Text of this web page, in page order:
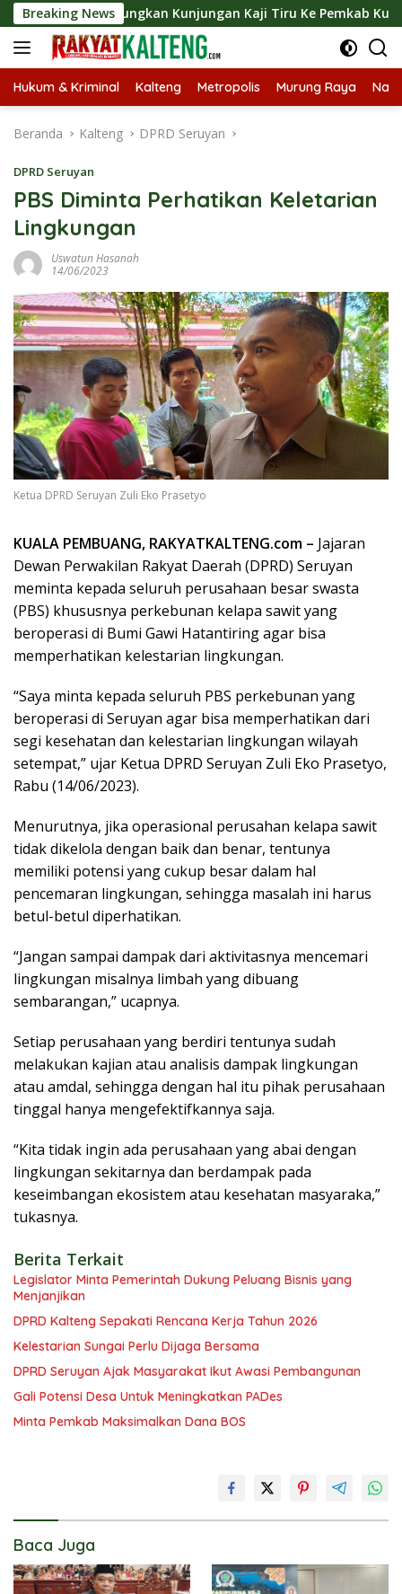
Langsung
ke
konten
Breaking NewsKunjungan Kaji Tiru Ke Pemkab Kulon Progo
Hukum & Kriminal Kalteng Metropolis Murung Raya
Beranda Kalteng DPRD Seruyan
DPRD Seruyan
PBS Diminta Perhatikan Keletarian
Lingkungan
Uswatun Hasanah
14/06/2023
Ketua DPRD Seruyan Zuli Eko Prasetyo
KUALA PEMBUANG, RAKYATKALTENG.com – Jajaran
Dewan Perwakilan Rakyat Daerah (DPRD) Seruyan
meminta kepada seluruh perusahaan besar swasta
(PBS) khususnya perkebunan kelapa sawit yang
beroperasi di Bumi Gawi Hatantiring agar bisa
memperhatikan kelestarian lingkungan.
“Saya minta kepada seluruh PBS perkebunan yang
beroperasi di Seruyan agar bisa memperhatikan dari
segi kesehatan dan kelestarian lingkungan wilayah
setempat,” ujar Ketua DPRD Seruyan Zuli Eko Prasetyo,
Rabu (14/06/2023).
Menurutnya, jika operasional perusahan kelapa sawit
tidak dikelola dengan baik dan benar, tentunya
memiliki potensi yang cukup besar dalam hal
pencemaran lingkungan, sehingga masalah ini harus
betul-betul diperhatikan.
“Jangan sampai dampak dari aktivitasnya mencemari
lingkungan misalnya limbah yang dibuang
sembarangan,” ucapnya.
Setiap perusahaan yang berdiri tentunya sudah
melakukan kajian atau analisis dampak lingkungan
atau amdal, sehingga dengan hal itu pihak perusahaan
tinggal hanya mengefektifkannya saja.
“Kita tidak ingin ada perusahaan yang abai dengan
lingkungan sekitarnya dan berdampak pada
keseimbangan ekosistem atau kesehatan masyaraka,”
tukasnya.
Berita Terkait
Legislator Minta Pemerintah Dukung Peluang Bisnis yang
Menjanjikan
DPRD Kalteng Sepakati Rencana Kerja Tahun 2026
Kelestarian Sungai Perlu Dijaga Bersama
DPRD Seruyan Ajak Masyarakat Ikut Awasi Pembangunan
Gali Potensi Desa Untuk Meningkatkan PADes
Minta Pemkab Maksimalkan Dana BOS
Baca Juga